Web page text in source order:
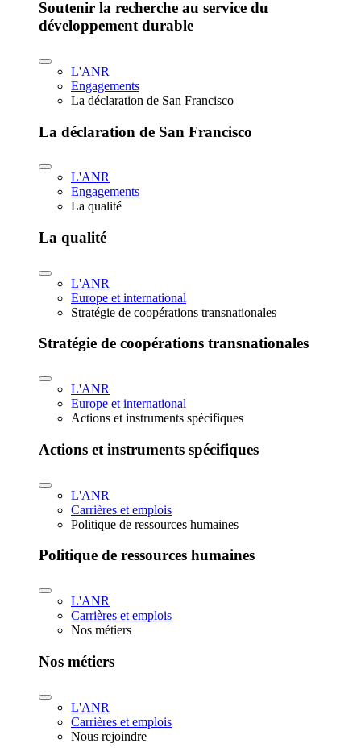
Soutenir la recherche au service du
développement durable
L'ANR
Engagements
La déclaration de San Francisco
La déclaration de San Francisco
L'ANR
Engagements
La qualité
La qualité
L'ANR
Europe et international
Stratégie de coopérations transnationales
Stratégie de coopérations transnationales
L'ANR
Europe et international
Actions et instruments spécifiques
Actions et instruments spécifiques
L'ANR
Carrières et emplois
Politique de ressources humaines
Politique de ressources humaines
L'ANR
Carrières et emplois
Nos métiers
Nos métiers
L'ANR
Carrières et emplois
Nous rejoindre